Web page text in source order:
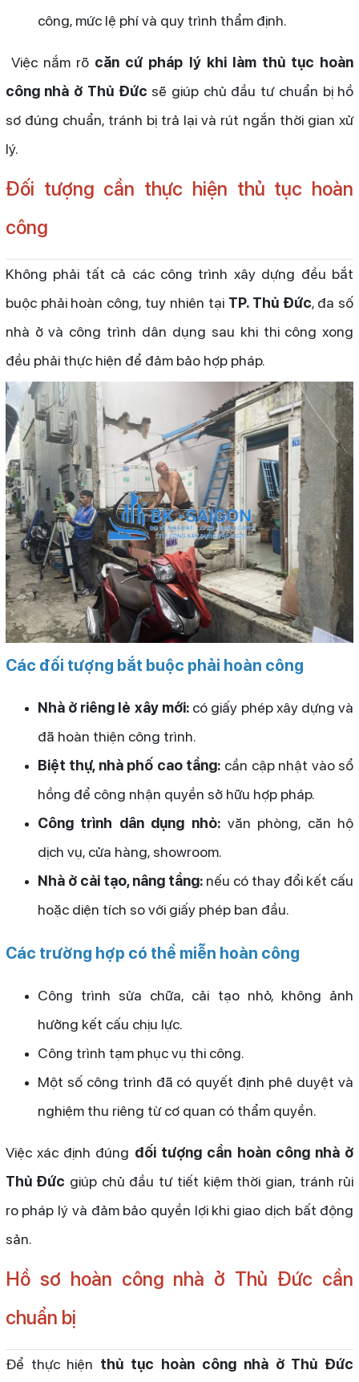
công, mức lệ phí và quy trình thẩm định.
Việc nắm rõ căn cứ pháp lý khi làm thủ tục hoàn
công nhà ở Thủ Đức sẽ giúp chủ đầu tư chuẩn bị hồ
sơ đúng chuẩn, tránh bị trả lại và rút ngắn thời gian xử
lý.
Đối tượng cần thực hiện thủ tục hoàn
công
Không phải tất cả các công trình xây dựng đều bắt
buộc phải hoàn công, tuy nhiên tại TP. Thủ Đức, đa số
nhà ở và công trình dân dụng sau khi thi công xong
đều phải thực hiện để đảm bảo hợp pháp.
Các đối tượng bắt buộc phải hoàn công
Nhà ở riêng lẻ xây mới:có giấy phép xây dựng và
đã hoàn thiện công trình.
Biệt thự, nhà phố cao tầng: cần cập nhật vào sổ
hồng để công nhận quyền sở hữu hợp pháp.
Công trình dân dụng nhỏ: văn phòng, căn hộ
dịch vụ, cửa hàng, showroom.
Nhà ở cải tạo, nâng tầng:nếu có thay đổi kết cấu
hoặc diện tích so với giấy phép ban đầu.
Các trường hợp có thể miễn hoàn công
Công trình sửa chữa, cải tạo nhỏ, không ảnh
hưởng kết cấu chịu lực.
Công trình tạm phục vụ thi công.
Một số công trình đã có quyết định phê duyệt và
nghiệm thu riêng từ cơ quan có thẩm quyền.
Việc xác định đúng đối tượng cần hoàn công nhà ở
Thủ Đức giúp chủ đầu tư tiết kiệm thời gian, tránh rủi
ro pháp lý và đảm bảo quyền lợi khi giao dịch bất động
sản.
Hồ sơ hoàn công nhà ở Thủ Đức cần
chuẩn bị
Để thực hiện thủ tục hoàn công nhà ở Thủ Đức